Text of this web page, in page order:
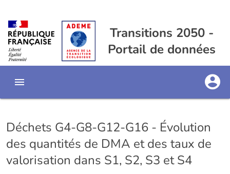
Transitions 2050 -
Portail de données
Déchets G4-G8-G12-G16 - Évolution
des quantités de DMA et des taux de
valorisation dans S1, S2, S3 et S4